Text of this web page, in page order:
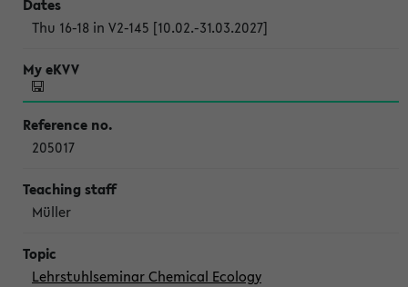
Thu 16-18 in V2-145 [10.02.-31.03.2027]
205017
Müller
Lehrstuhlseminar Chemical Ecology